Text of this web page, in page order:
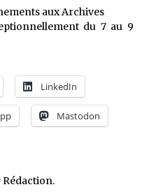
aux Archives
du 7 au 9
LinkedIn
Mastodon
Rédaction.